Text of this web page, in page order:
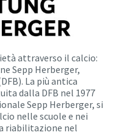
attraverso il calcio:
Sepp Herberger,
La più antica
dalla DFB nel 1977
Sepp Herberger, si
nelle scuole e nei
riabilitazione nel